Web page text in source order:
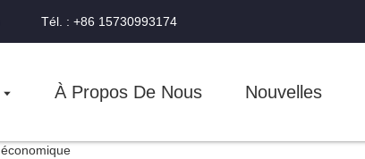
Tél. : +86 15730993174
À Propos De Nous Nouvelles